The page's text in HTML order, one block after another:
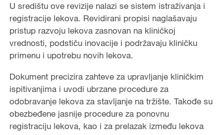
U središtu ove revizije nalazi se sistem istraživanja i
registracije lekova. Revidirani propisi naglašavaju
pristup razvoju lekova zasnovan na kliničkoj
vrednosti, podstiču inovacije i podržavaju kliničku
primenu i upotrebu novih lekova.
Dokument precizira zahteve za upravljanje kliničkim
ispitivanjima i uvodi ubrzane procedure za
odobravanje lekova za stavljanje na tržište. Takođe su
obezbeđene jasnije procedure za ponovnu
registraciju lekova, kao i za prelazak između lekova